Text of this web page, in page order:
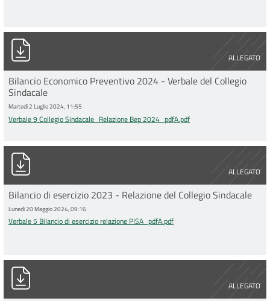
ALLEGATO
Verbale 9 Collegio Sindacale_Relazione Bep 2024_pdfA.pdf
Bilancio Economico Preventivo 2024 - Verbale del Collegio
Sindacale
Martedì 2 Luglio 2024, 11:55
Verbale 9 Collegio Sindacale_Relazione Bep 2024_pdfA.pdf
ALLEGATO
Verbale 5 Bilancio di esercizio relazione PISA_pdfA.pdf
Bilancio di esercizio 2023 - Relazione del Collegio Sindacale
Lunedì 20 Maggio 2024, 09:16
Verbale 5 Bilancio di esercizio relazione PISA_pdfA.pdf
ALLEGATO
Verbale 33 Collegio Sindacale BEP 2023_pdfA.pdf